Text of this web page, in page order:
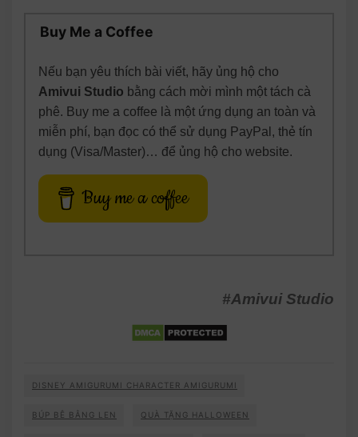
Buy Me a Coffee
Nếu bạn yêu thích bài viết, hãy ủng hộ cho
Amivui Studio bằng cách mời mình một tách cà
phê. Buy me a coffee là một ứng dụng an toàn và
miễn phí, bạn đọc có thể sử dụng PayPal, thẻ tín
dụng (Visa/Master)… để ủng hộ cho website.
Buy me a coffee
#Amivui Studio
DISNEY AMIGURUMI CHARACTER AMIGURUMI
BÚP BÊ BẰNG LEN QUÀ TẶNG HALLOWEEN